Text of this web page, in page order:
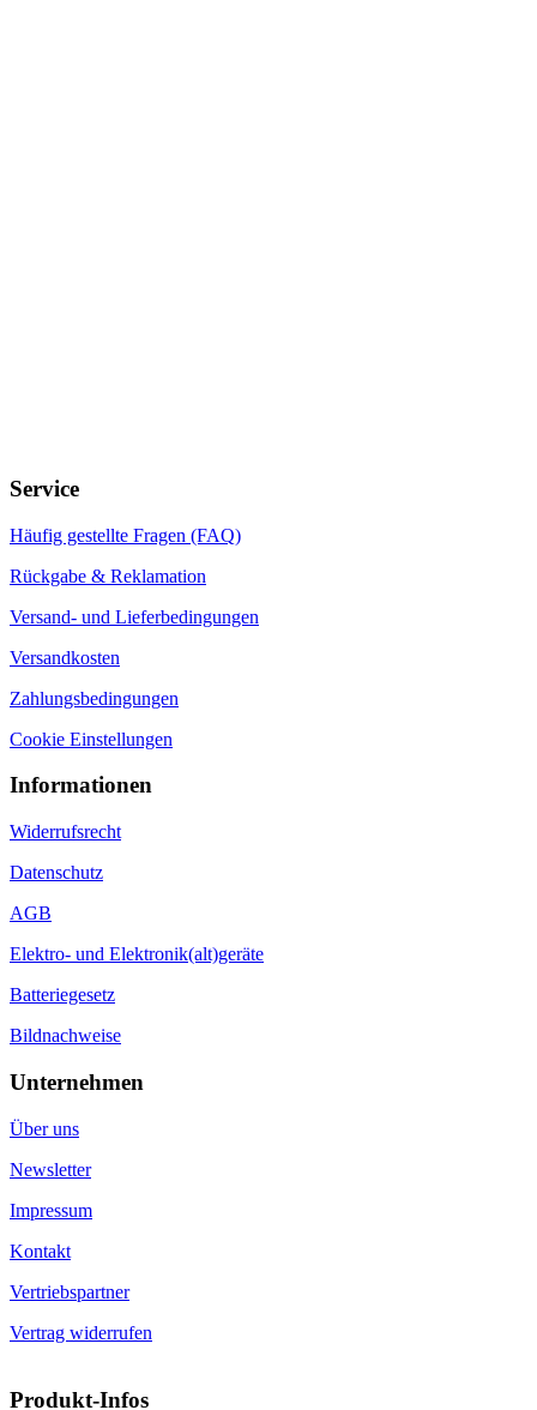
Service
Häufig gestellte Fragen (FAQ)
Rückgabe & Reklamation
Versand- und Lieferbedingungen
Versandkosten
Zahlungsbedingungen
Cookie Einstellungen
Informationen
Widerrufsrecht
Datenschutz
AGB
Elektro- und Elektronik(alt)geräte
Batteriegesetz
Bildnachweise
Unternehmen
Über uns
Newsletter
Impressum
Kontakt
Vertriebspartner
Vertrag widerrufen
Produkt-Infos